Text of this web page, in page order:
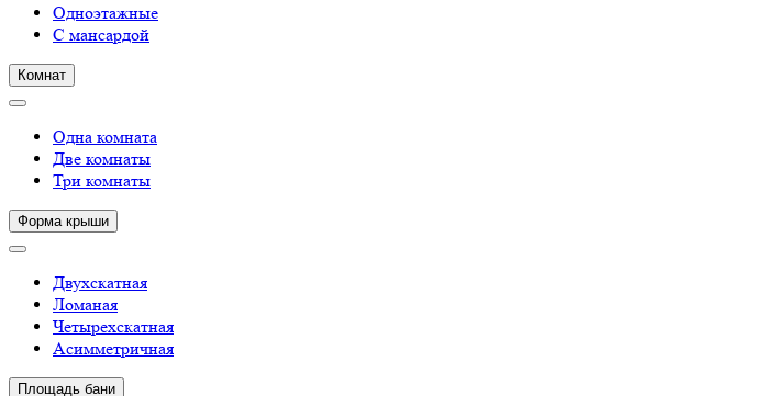
Одноэтажные
С мансардой
Комнат
Одна комната
Две комнаты
Три комнаты
Форма крыши
Двухскатная
Ломаная
Четырехскатная
Асимметричная
Площадь бани